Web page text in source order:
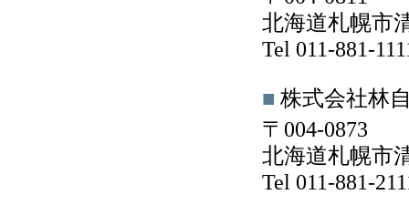
北海道札幌市
Tel 011-881-
■ 株式会社林
〒004-0873
北海道札幌市
Tel 011-881-